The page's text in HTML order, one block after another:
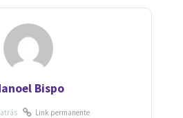
Bispo
Link permanente